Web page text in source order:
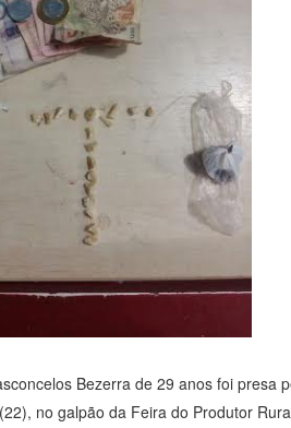
Bezerra de 29 anos foi presa
no galpão da Feira do Produtor